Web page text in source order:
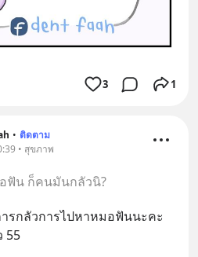
3 1
• ติดตาม
• สุขภาพ
ฟัน ก็คนมันกลัวนิ?
รกลัวการไปหาหมอฟันนะคะ
55